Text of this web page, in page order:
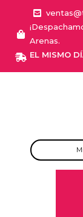
Arenas.
EL MISMO